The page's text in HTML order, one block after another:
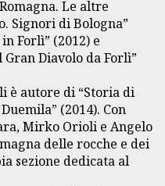
Le altre
Signori di Bologna”
Forlì” (2012) e
Diavolo da Forlì”
è autore di “Storia di
(2014). Con
Mirko Orioli e Angelo
delle rocche e dei
sezione dedicata al